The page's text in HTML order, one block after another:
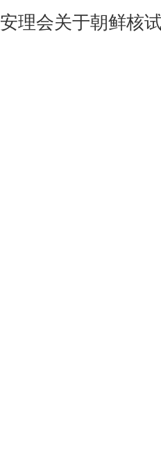
安理会关于朝鲜核